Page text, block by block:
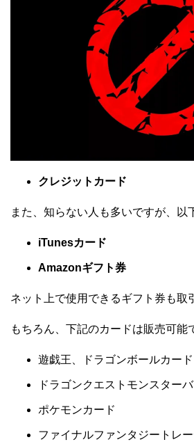
クレジットカード
また、知らない人も多いですが、以
iTunesカード
Amazonギフト券
ネット上で使用できるギフト券も取
もちろん、下記のカードは販売可能
遊戯王、ドラゴンボールカード
ドラゴンクエストモンスター
ポケモンカード
ファイナルファンタジートレ